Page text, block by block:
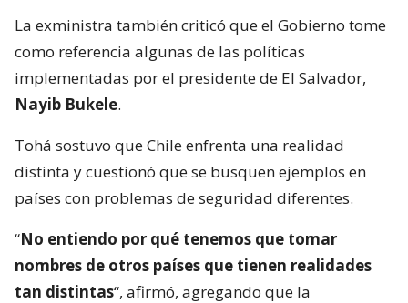
La exministra también criticó que el Gobierno tome
como referencia algunas de las políticas
implementadas por el presidente de El Salvador,
Nayib Bukele.
Tohá sostuvo que Chile enfrenta una realidad
distinta y cuestionó que se busquen ejemplos en
países con problemas de seguridad diferentes.
“No entiendo por qué tenemos que tomar
nombres de otros países que tienen realidades
tan distintas“, afirmó, agregando que la